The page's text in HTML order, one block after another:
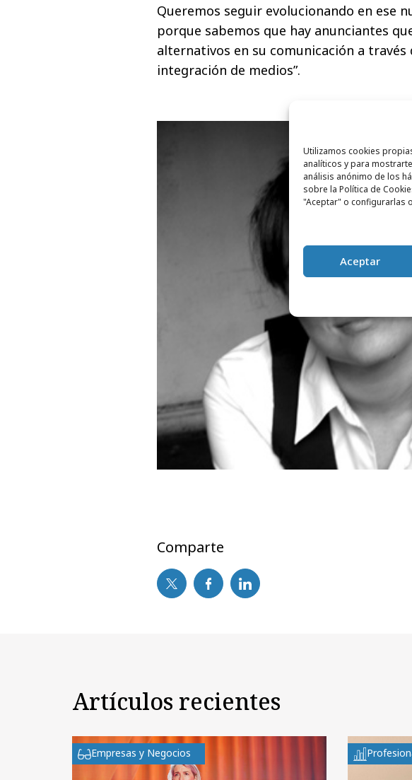
Utilizamos cookies
analíticos y para
análisis anónimo de los
sobre la Política de
"Aceptar" o configurarlas
Aceptar
Queremos seguir evolucionando en ese
porque sabemos que hay anunciantes
alternativos en su comunicación a través
integración de medios”.
Comparte
Artículos recientes
Empresas y Negocios